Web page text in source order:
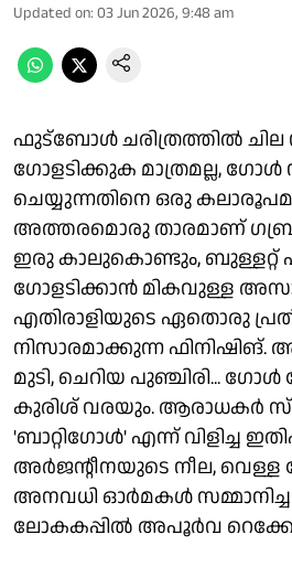
Updated on: 03 Jun 2026, 9:48 am
ഫുട്ബോൾ ചരിത്രത്തിൽ ചില
ഗോളടിക്കുക മാത്രമല്ല,
ചെയ്യുന്നതിനെ ഒരു
അത്തരമൊരു താരമാണ്
ഇരു കാലുകൊണ്ടും, ബുള്ളറ്റ്
ഗോളടിക്കാന്‍ മികവുള്ള
എതിരാളിയുടെ ഏതൊരു
നിസാരമാക്കുന്ന
മുടി, ചെറിയ പുഞ്ചിരി...
കുരിശ് വരയും. ആരാധകര്‍
'ബാറ്റിഗോള്‍' എന്ന് വിളിച്ച
അർജന്റീനയുടെ നീല, വെള്ള
അനവധി ഓർമകൾ സമ്മാനിച്ച
ലോകകപ്പില്‍ അപൂർവ